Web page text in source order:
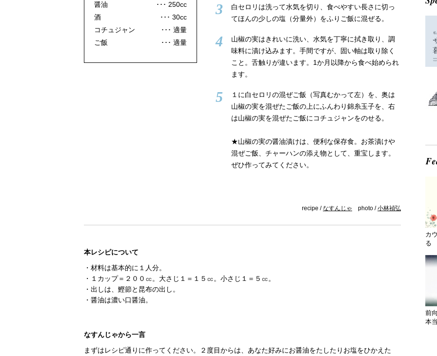
醤油
250cc
酒
30cc
コチュジャン
適量
ご飯
適量
3
白セロリは洗って水気を切り、食べやすい長さに切っ
てほんの少しの塩（分量外）をふりご飯に混ぜる。
4
山椒の実はきれいに洗い、水気を丁寧に拭き取り、調
味料に漬け込みます。手間ですが、固い軸は取り除く
こと。舌触りが違います。1か月以降から食べ始められ
ます。
5
１に白セロリの混ぜご飯（写真むかって左）を、奥は
山椒の実を混ぜたご飯の上にふんわり錦糸玉子を、右
は山椒の実を混ぜたご飯にコチュジャンをのせる。
★山椒の実の醤油漬けは、便利な保存食。お茶漬けや
混ぜご飯、チャーハンの添え物として、重宝します。
ぜひ作ってみてください。
recipe /なすんじゃ photo /小林禎弘
本レシピについて
・材料は基本的に１人分。
・１カップ＝２００㏄。大さじ１＝１５㏄。小さじ１＝５㏄。
・出しは、鰹節と昆布の出し。
・醤油は濃い口醤油。
なすんじゃから一言
まずはレシピ通りに作ってください。２度目からは、あなた好みにお醤油をたしたりお塩をひかえた
カ
る
前
本